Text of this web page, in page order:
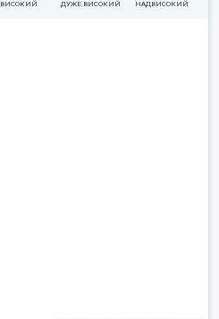
ВИСОКИЙ ДУЖЕ ВИСОКИЙ НАДВИСОКИЙ